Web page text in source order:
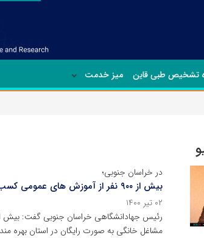
تشخیص طبی قاین میز خدمت
در خراسان جنوبی؛
بیش از ۹۰۰ نفر از آموزش های عمومی کسب و‌ کار طرح توسعه مشاغل خانگی بهره مند شدند
۰۲ تیر ۱۴۰۰
مشاغل خانگی به صورت رایگان در استان بهره